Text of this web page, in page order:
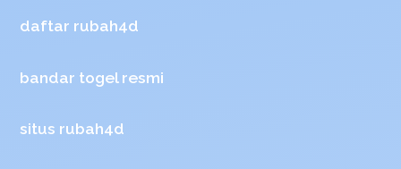
daftar rubah4d
bandar togel resmi
situs rubah4d